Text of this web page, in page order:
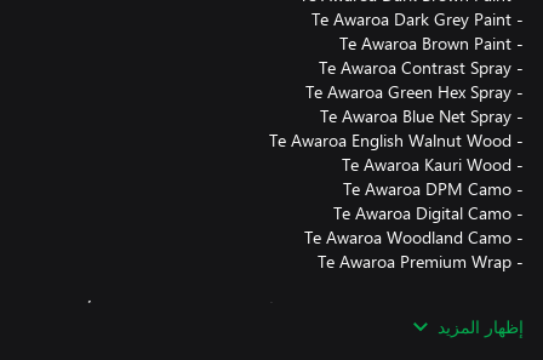
محتويات هذه الحزمة تجميلية فقط ويُمكن تطبيقها على جميع الأسلحة
والخيام والمخابئ في اللعبة. يُمكن معاينتها داخل اللعبة مجانًا قبل
إظهار المزيد